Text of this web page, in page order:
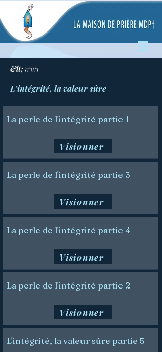
&lt; חזרה
L'intégrité, la valeur sûre
La perle de l'intégrité partie 1
Visionner
La perle de l'intégrité partie 3
Visionner
La perle de l'intégrité partie 4
Visionner
La perle de l'intégrité partie 2
Visionner
L'intégrité, la valeur sûre partie 5